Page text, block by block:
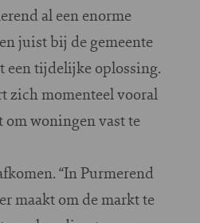
al een enorme
juist bij de gemeente
een tijdelijke oplossing.
zich momenteel vooral
om woningen vast te
“In Purmerend
maakt om de markt te